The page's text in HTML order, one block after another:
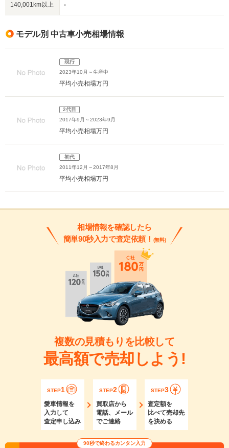
140,001km以上 -
モデル別 中古車小売相場情報
現行
2023年10月～生産中
平均小売相場万円
2代目
2017年9月～2023年9月
平均小売相場万円
初代
2011年12月～2017年8月
平均小売相場万円
相場情報を確認したら
簡単90秒入力で査定依頼！ (無料)
複数の見積もりを比較して
最高額で売却しよう!
STEP1
愛車情報を
入力して
査定申し込み
STEP2
買取店から
電話、メール
でご連絡
STEP3
査定額を
比べて売却先
を決める
90秒で終わるカンタン入力